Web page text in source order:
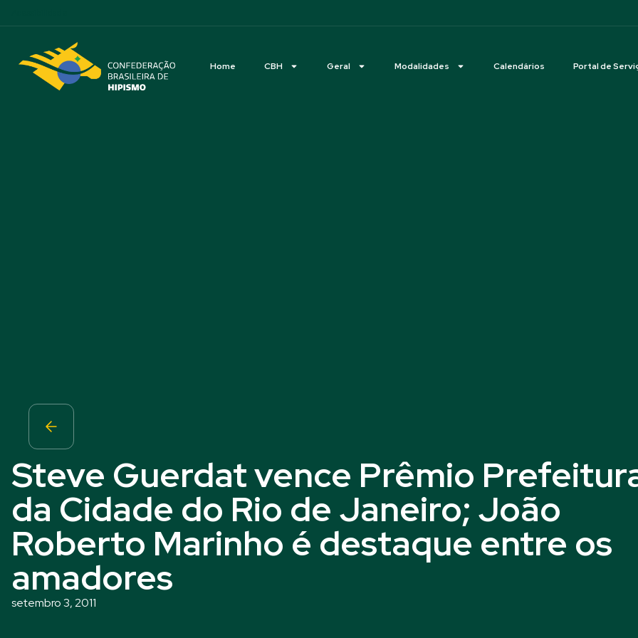
Home CBH Geral Modalidades Calendários Portal de
Steve Guerdat vence Prêmio
da Cidade do Rio de Janeiro; João
Roberto Marinho é destaque entre os
amadores
setembro 3, 2011